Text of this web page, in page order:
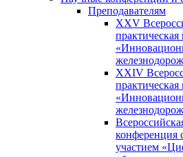
Преподавателям
XXV
XXIV
конференция
участием